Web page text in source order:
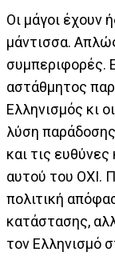
Οι μάγοι έχουν
μάντισσα.
συμπεριφορές.
αστάθμητος
Ελληνισμός κι
λύση
και τις
αυτού του ΟΧΙ.
πολιτική
κατάστασης,
τον Ελληνισμό